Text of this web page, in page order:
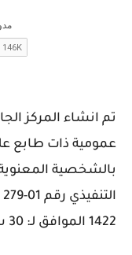
تم انشاء المركز
عمومية ذات طابع
بالشخصية
1422 الموافق لـ: 30 سبتمبر 2001 و حدد عدد معاهد ب 2: